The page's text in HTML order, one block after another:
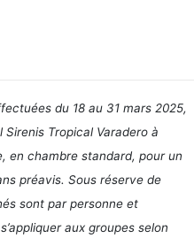
du 18 au 31 mars 2025,
Tropical Varadero à
en chambre standard, pour un
préavis. Sous réserve de
sont par personne et
aux groupes selon